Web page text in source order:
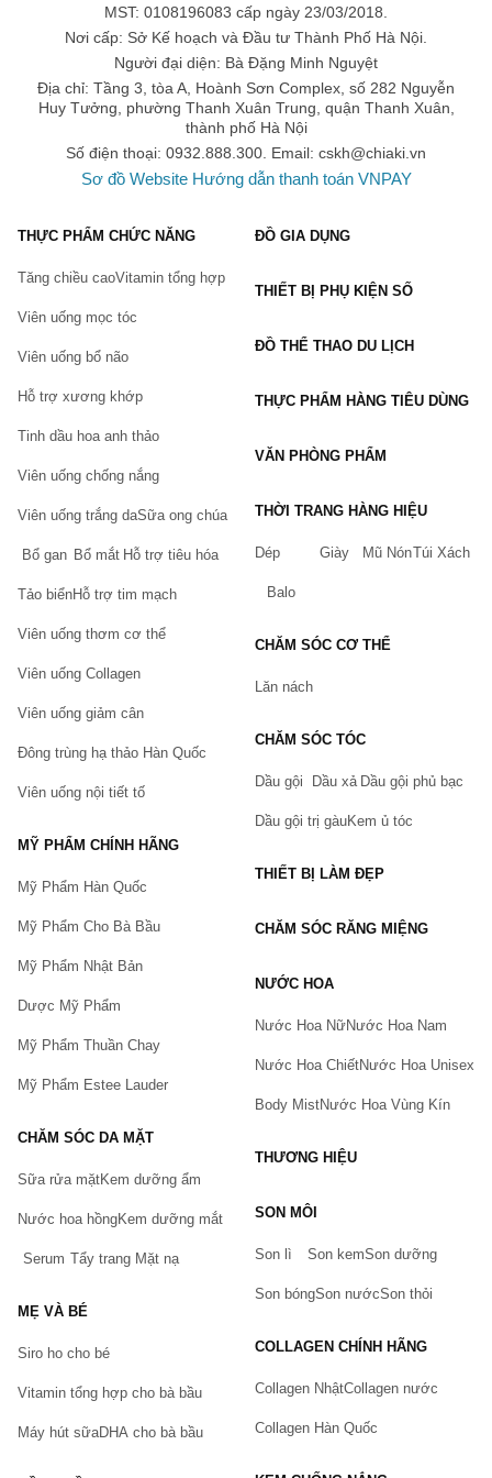
Sữa tắm Luvstar Body Tone Up Cream Hàn Quốc
Sữa tắm Petit Cochon Hàn Quốc
nước hoa
Sữa tắm Neutrogena Body Clear Body Wash Pink
Grapefruit
Sữa tắm Cá Ngựa Algemarin 300ml Của Đức
Sữa tắm White Conc Body Shampoo Nhật Bản - Hỗ
Mua sản phẩm sữa tắm chính hãng ở đâu?
Hiện nay, các sản phẩm
phẩm Chăm sóc cơ thể thuộc mặt hàng Mỹ phẩm đang được
Chiaki trên toàn quốc.
Bạn có thể mua trực tiếp trên website hoặc đặt hàng qua
hotline:
Email:cskh@chiaki.vn
Địa chỉ: Tầng 3, tòa A, Hoành Sơn Complex, số 282 Nguyễn
<<------------------------------------->>
Khi mua các sản phẩm Sữa tắm tại Chiaki.vn bạn sẽ được
hưởng những quyền lợi:
Chiaki.vn
Hoàn tiền, đổi trả trong 5 ngày nếu có lỗi của nhà sản xuất và
hỏng hóc trong quá trình vận chuyển. (Xem thêm:
sách đổi trả hàng tại Chiaki
Giao hàng thu tiền, thanh toán online nhiều phương thức.
Cách đặt hàng tại Chiaki.vn
Quý khách có thể tham khảo
chúng tôi sẽ liên hệ lại Quý Khách trong thời gian ngắn nhất.
Hãy báo lỗi cho chúng tôi. Hoặc gọi cho chúng tôi qua số
MST: 0108196083 cấp ngày 23/03/2018.
Nơi cấp: Sở Kế hoạch và Đầu tư Thành Phố Hà Nội.
Người đại diện: Bà Đặng Minh Nguyệt
Địa chỉ: Tầng 3, tòa A, Hoành Sơn Complex, số 282 Nguyễn
Huy Tưởng, phường Thanh Xuân Trung, quận Thanh Xuân,
thành phố Hà Nội
Số điện thoại: 0932.888.300. Email: cskh@chiaki.vn
Sơ đồ Website Hướng dẫn thanh toán VNPAY
THỰC PHẨM CHỨC NĂNG
Tăng chiều caoVitamin tổng hợp
Viên uống mọc tóc
Viên uống bổ não
Hỗ trợ xương khớp
Tinh dầu hoa anh thảo
Viên uống chống nắng
Viên uống trắng daSữa ong chúa
Bổ gan Bổ mắt Hỗ trợ tiêu hóa
Tảo biểnHỗ trợ tim mạch
Viên uống thơm cơ thể
Viên uống Collagen
Viên uống giảm cân
Đông trùng hạ thảo Hàn Quốc
Viên uống nội tiết tố
MỸ PHẨM CHÍNH HÃNG
Mỹ Phẩm Hàn Quốc
Mỹ Phẩm Cho Bà Bầu
Mỹ Phẩm Nhật Bản
Dược Mỹ Phẩm
Mỹ Phẩm Thuần Chay
Mỹ Phẩm Estee Lauder
CHĂM SÓC DA MẶT
Sữa rửa mặtKem dưỡng ẩm
Nước hoa hồngKem dưỡng mắt
Serum Tẩy trang Mặt nạ
MẸ VÀ BÉ
Siro ho cho bé
Vitamin tổng hợp cho bà bầu
Máy hút sữaDHA cho bà bầu
ĐỒ GIA DỤNG
THIẾT BỊ PHỤ KIỆN SỐ
ĐỒ THỂ THAO DU LỊCH
THỰC PHẨM HÀNG TIÊU DÙNG
VĂN PHÒNG PHẨM
THỜI TRANG HÀNG HIỆU
Dép Giày Mũ NónTúi Xách
Balo
CHĂM SÓC CƠ THỂ
Lăn nách
CHĂM SÓC TÓC
Dầu gội Dầu xả Dầu gội phủ bạc
Dầu gội trị gàuKem ủ tóc
THIẾT BỊ LÀM ĐẸP
CHĂM SÓC RĂNG MIỆNG
NƯỚC HOA
Nước Hoa NữNước Hoa Nam
Nước Hoa ChiếtNước Hoa Unisex
Body MistNước Hoa Vùng Kín
THƯƠNG HIỆU
SON MÔI
Son lì Son kemSon dưỡng
Son bóngSon nướcSon thỏi
COLLAGEN CHÍNH HÃNG
Collagen NhậtCollagen nước
Collagen Hàn Quốc